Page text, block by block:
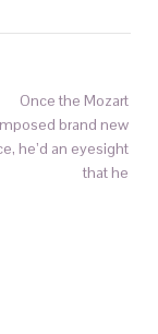
Once the Mozart
brand new
he’d an eyesight
that he